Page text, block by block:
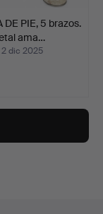
DE PIE, 5 brazos.
ama…
dic 2025